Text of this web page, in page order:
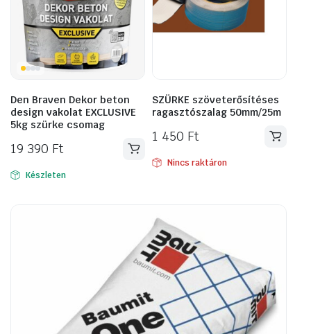
Den Braven Dekor beton
design vakolat EXCLUSIVE
5kg szürke csomag
19 390 Ft
Készleten
SZÜRKE szöveterősítéses
ragasztószalag 50mm/25m
1 450 Ft
Nincs raktáron